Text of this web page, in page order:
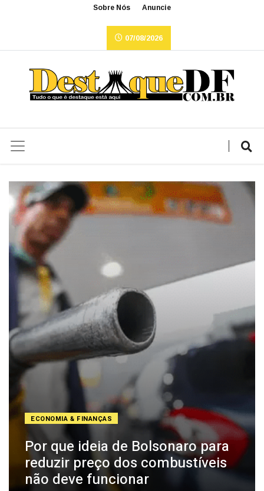
Sobre Nós Anuncie
07/08/2026
ECONOMIA & FINANÇAS
Por que ideia de Bolsonaro para
reduzir preço dos combustíveis
não deve funcionar